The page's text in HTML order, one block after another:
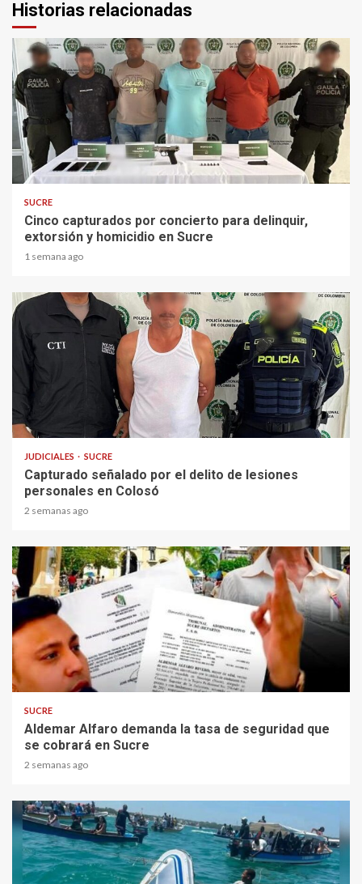
Historias relacionadas
2 min read
SUCRE
Cinco capturados por concierto para delinquir,
extorsión y homicidio en Sucre
1 semana ago
1 min read
JUDICIALES SUCRE
Capturado señalado por el delito de lesiones
personales en Colosó
2 semanas ago
2 min read
SUCRE
Aldemar Alfaro demanda la tasa de seguridad que
se cobrará en Sucre
2 semanas ago